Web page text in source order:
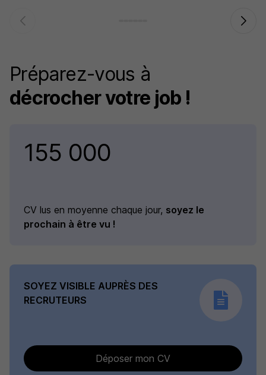
Préparez-vous à
décrocher votre job !
155 000
CV lus en moyenne chaque jour, soyez le
prochain à être vu !
SOYEZ VISIBLE AUPRÈS DES
RECRUTEURS
Déposer mon CV